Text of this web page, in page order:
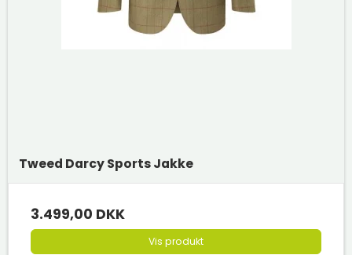
Tweed Darcy Sports Jakke
3.499,00 DKK
Vis produkt